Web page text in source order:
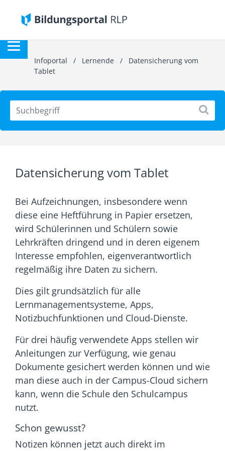
Infoportal / Lernende / Datensicherung vom
Tablet
Datensicherung vom Tablet
Bei Aufzeichnungen, insbesondere wenn
diese eine Heftführung in Papier ersetzen,
wird Schülerinnen und Schülern sowie
Lehrkräften dringend und in deren eigenem
Interesse empfohlen, eigenverantwortlich
regelmäßig ihre Daten zu sichern.
Dies gilt grundsätzlich für alle
Lernmanagementsysteme, Apps,
Notizbuchfunktionen und Cloud-Dienste.
Für drei häufig verwendete Apps stellen wir
Anleitungen zur Verfügung, wie genau
Dokumente gesichert werden können und wie
man diese auch in der Campus-Cloud sichern
kann, wenn die Schule den Schulcampus
nutzt.
Schon gewusst?
Notizen können jetzt auch direkt im